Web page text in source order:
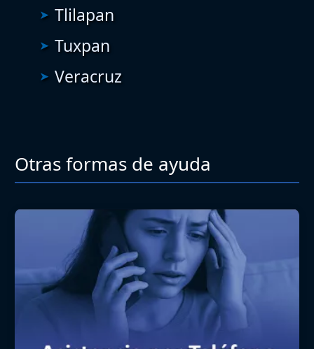
Tlilapan
Tuxpan
Veracruz
Otras formas de ayuda